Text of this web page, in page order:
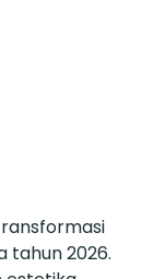
tahun 2026.